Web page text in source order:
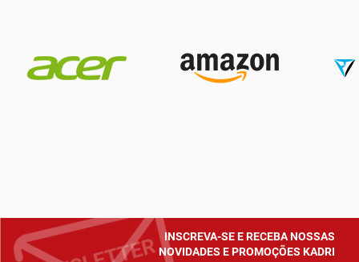
INSCREVA-SE E RECEBA NOSSAS
NOVIDADES E PROMOÇÕES KADRI